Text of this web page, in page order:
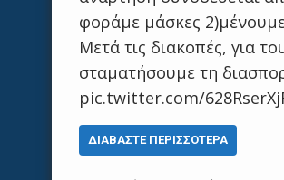
φοράμε μάσκες
Μετά τις διακοπές, για
σταματήσουμε τη
pic.twitter.com/
ΔΙΑΒΆΣΤΕ ΠΕΡΙΣΣΌΤΕΡΑ